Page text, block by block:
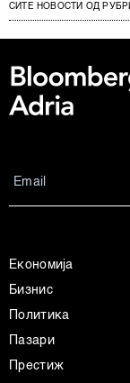
СИТЕ НОВОСТИ ОД
Економија
Бизнис
Политика
Пазари
Престиж